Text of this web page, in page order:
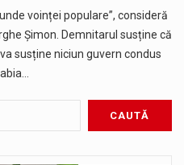
voinței populare”, consideră
Șimon. Demnitarul susține că
susține niciun guvern condus